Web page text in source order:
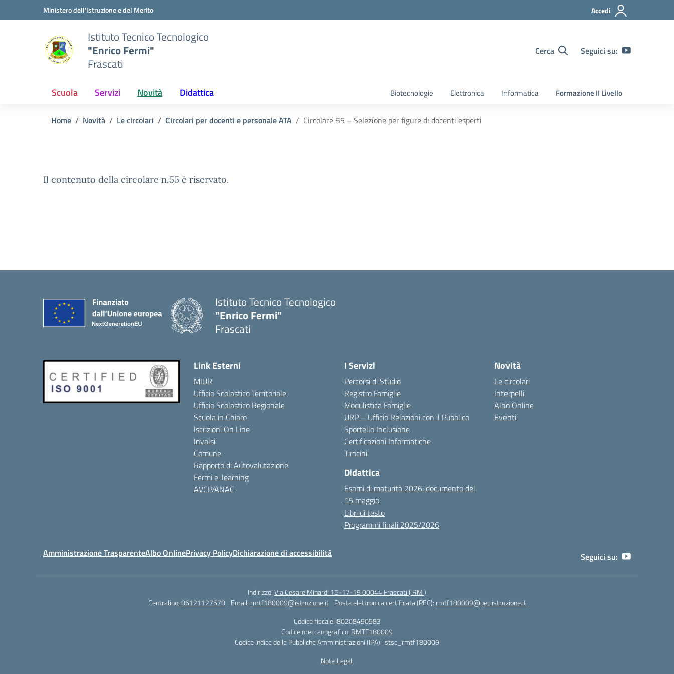
Vai ai contenuti
Vai al menu di navigazioneMinistero dell'Istruzione e del Merito Accedi
Istituto Tecnico Tecnologico
"Enrico Fermi"
Frascati
Cerca Seguici su:
Scuola Servizi Novità Didattica Biotecnologie Elettronica Informatica Formazione II Livello
Home Novità Le circolari Circolari per docenti e personale ATA Circolare 55 – Selezione per figure di docenti esperti
Il contenuto della circolare n.55 è riservato.
Istituto Tecnico Tecnologico
"Enrico Fermi"
Frascati
Link Esterni
MIUR
Ufficio Scolastico Territoriale
Ufficio Scolastico Regionale
Scuola in Chiaro
Iscrizioni On Line
Invalsi
Comune
Rapporto di Autovalutazione
Fermi e-learning
AVCP/ANAC
I Servizi
Percorsi di Studio
Registro Famiglie
Modulistica Famiglie
URP – Ufficio Relazioni con il Pubblico
Sportello Inclusione
Certificazioni Informatiche
Tirocini
Didattica
Esami di maturità 2026: documento del
15 maggio
Libri di testo
Programmi finali 2025/2026
Novità
Le circolari
Interpelli
Albo Online
Eventi
Amministrazione TrasparenteAlbo OnlinePrivacy PolicyDichiarazione di accessibilità Seguici su:
Indirizzo:Via Cesare Minardi 15-17-19 00044 Frascati ( RM )
Centralino:06121127570 Email: rmtf180009@istruzione.it Posta elettronica certificata (PEC): rmtf180009@pec.istruzione.it
Codice fiscale: 80208490583
Codice meccanografico: RMTF180009
Codice Indice delle Pubbliche Amministrazioni (IPA): istsc_rmtf180009
Note Legali